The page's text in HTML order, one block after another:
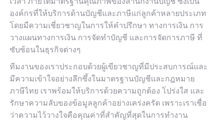
องค์กรที่ให้บริการด้านบัญชีและภาษีแก่ลูกค้าหลายประเภท
โดยมีความเชี่ยวชาญในการให้คำปรึกษา ทางการเงิน การ
วางแผนทางการเงิน การจัดทำบัญชี และการจัดการภาษี ที่
ซับซ้อนในธุรกิจต่างๆ
ทีมงานของเราประกอบด้วยผู้เขียวชาญที่มีประสบการณ์และ
มีความเข้าใจอย่างลึกซึ้งในมาตรฐานบัญชีและกฎหมาย
ภาษีไทย เราพร้อมให้บริการด้วยความถูกต้อง โปร่งใส และ
รักษาความลับของข้อมูลลูกค้าอย่างเคร่งครัด เพราะเราเชื่อ
ว่าความไว้วางใจคือคุณค่าที่สำคัญที่สุดในการทำงาน